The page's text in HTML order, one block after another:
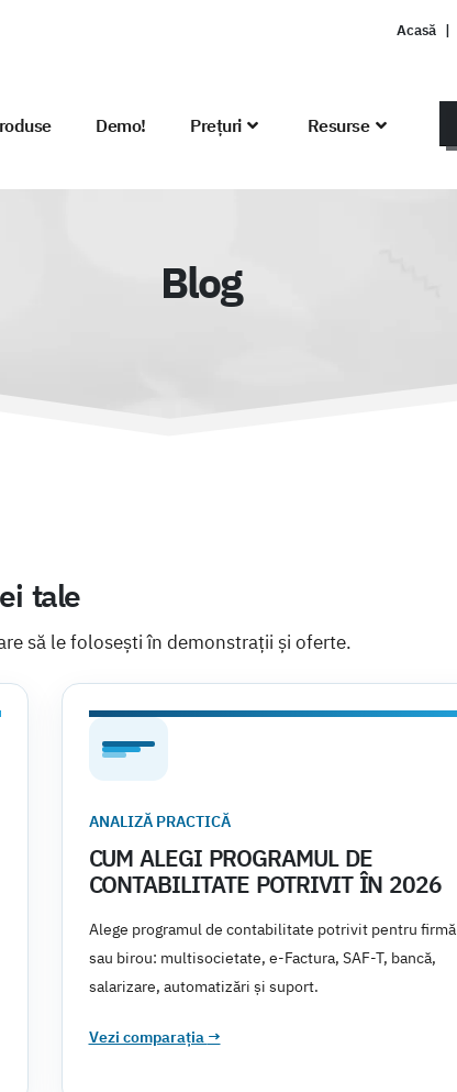
Acasă |
Demo! Prețuri Resurse
Blog
tale
să le folosești în demonstrații și oferte.
ANALIZĂ PRACTICĂ
CUM ALEGI PROGRAMUL DE
CONTABILITATE POTRIVIT ÎN 2026
Alege programul de contabilitate potrivit pentru firmă
sau birou: multisocietate, e-Factura, SAF-T, bancă,
salarizare, automatizări și suport.
Vezi comparația →